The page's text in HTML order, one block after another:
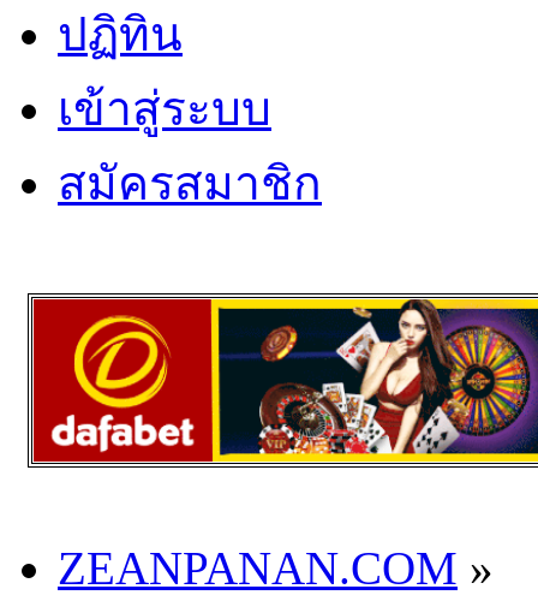
ปฏิทิน
เข้าสู่ระบบ
สมัครสมาชิก
ZEANPANAN.COM »